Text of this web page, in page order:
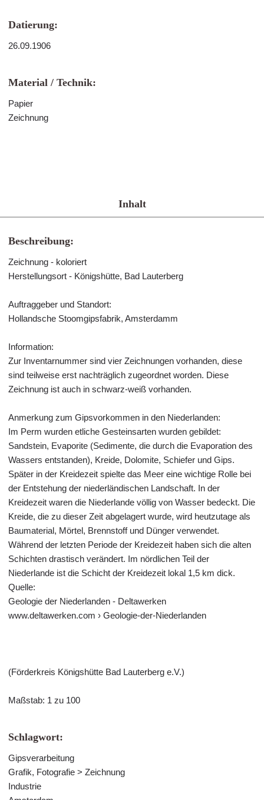
Datierung:
26.09.1906
Material / Technik:
Papier
Zeichnung
Inhalt
Beschreibung:
Zeichnung - koloriert
Herstellungsort - Königshütte, Bad Lauterberg
Auftraggeber und Standort:
Hollandsche Stoomgipsfabrik, Amsterdamm
Information:
Zur Inventarnummer sind vier Zeichnungen vorhanden, diese
sind teilweise erst nachträglich zugeordnet worden. Diese
Zeichnung ist auch in schwarz-weiß vorhanden.
Anmerkung zum Gipsvorkommen in den Niederlanden:
Im Perm wurden etliche Gesteinsarten wurden gebildet:
Sandstein, Evaporite (Sedimente, die durch die Evaporation des
Wassers entstanden), Kreide, Dolomite, Schiefer und Gips.
Später in der Kreidezeit spielte das Meer eine wichtige Rolle bei
der Entstehung der niederländischen Landschaft. In der
Kreidezeit waren die Niederlande völlig von Wasser bedeckt. Die
Kreide, die zu dieser Zeit abgelagert wurde, wird heutzutage als
Baumaterial, Mörtel, Brennstoff und Dünger verwendet.
Während der letzten Periode der Kreidezeit haben sich die alten
Schichten drastisch verändert. Im nördlichen Teil der
Niederlande ist die Schicht der Kreidezeit lokal 1,5 km dick.
Quelle:
Geologie der Niederlanden - Deltawerken
www.deltawerken.com › Geologie-der-Niederlanden
(Förderkreis Königshütte Bad Lauterberg e.V.)
Maßstab: 1 zu 100
Schlagwort:
Gipsverarbeitung
Grafik, Fotografie > Zeichnung
Industrie